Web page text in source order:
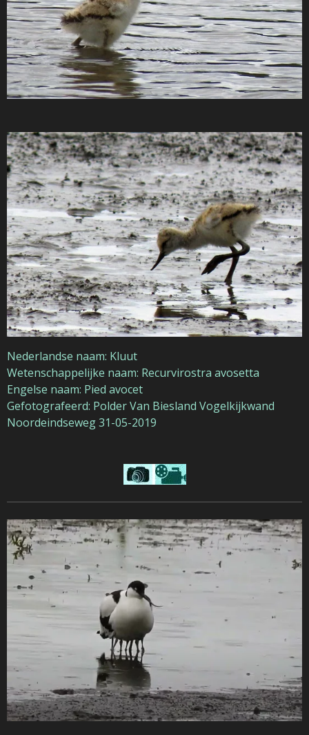
Nederlandse naam: Kluut
Wetenschappelijke naam: Recurvirostra avosetta
Engelse naam: Pied avocet
Gefotografeerd: Polder Van Biesland Vogelkijkwand
Noordeindseweg31-05-2019